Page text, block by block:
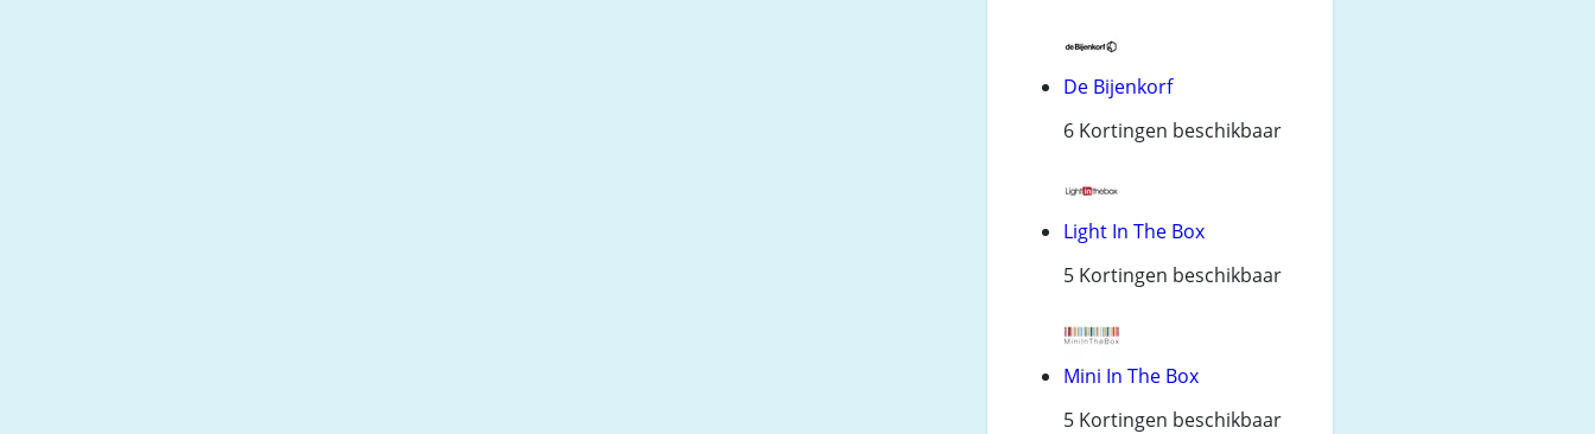
De Bijenkorf
6 Kortingen beschikbaar
Light In The Box
5 Kortingen beschikbaar
Mini In The Box
5 Kortingen beschikbaar